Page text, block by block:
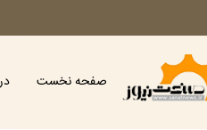
صفحه نخست